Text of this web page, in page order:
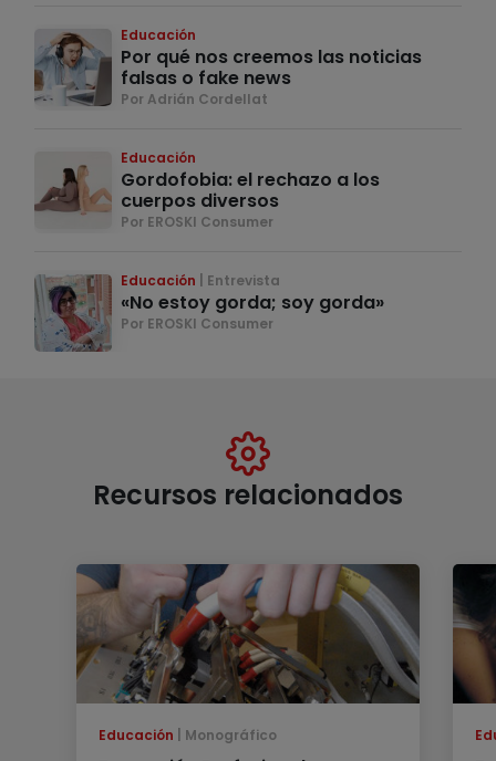
Educación
Por qué nos creemos las noticias
falsas o fake news
Por Adrián Cordellat
Educación
Gordofobia: el rechazo a los
cuerpos diversos
Por EROSKI Consumer
Educación Entrevista
«No estoy gorda; soy gorda»
Por EROSKI Consumer
Recursos relacionados
Educación Monográfico